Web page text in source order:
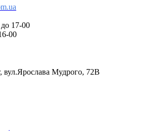
17-00
00
вул.Ярослава Мудрого, 72В